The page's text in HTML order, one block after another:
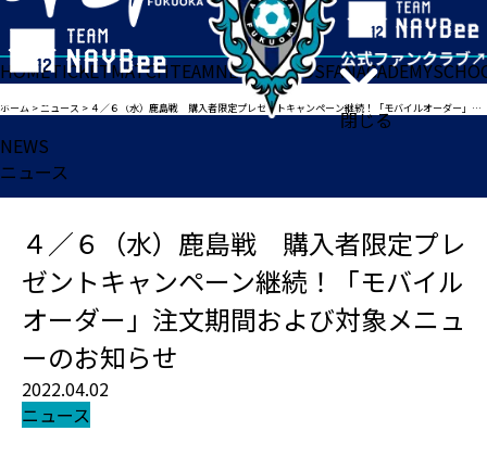
閉じる
HOMETICKETMATCHTEAMNEWSGOODSFANACADEMY
ホーム >ニュース > ４／６（水）鹿島戦 購入者限定プレゼントキャンペーン継続！「モバイルオーダー」注文期間および対象メニューのお知らせ
NEWS
ニュース
４／６（水）鹿島戦 購入者限定プレ
ゼントキャンペーン継続！「モバイル
オーダー」注文期間および対象メニュ
ーのお知らせ
2022.04.02
ニュース